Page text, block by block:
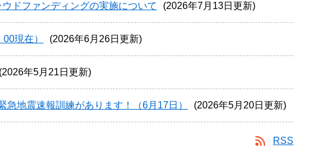
ドファンディングの実施について 2026年7月13日更新
現在） 2026年6月26日更新
2026年5月21日更新
急地震速報訓練があります！（6月17日） 2026年5月20日更新
RSS